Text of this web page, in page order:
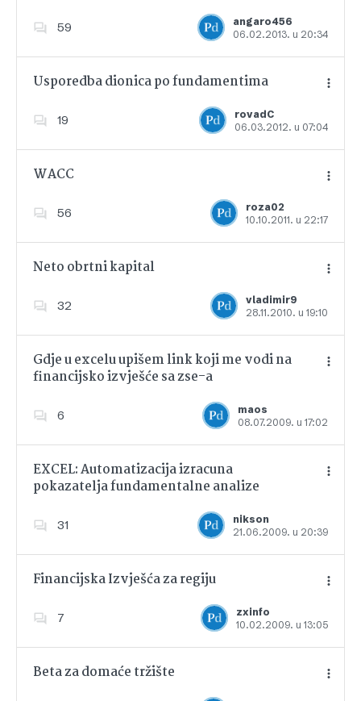
59
angaro456
06.02.2013. u 20:34
Usporedba dionica po fundamentima
19
rovadC
06.03.2012. u 07:04
Dodajte u favorite
WACC
56
roza02
10.10.2011. u 22:17
Dodajte u favorite
Neto obrtni kapital
32
vladimir9
28.11.2010. u 19:10
Dodajte u favorite
Gdje u excelu upišem link koji me vodi na
financijsko izvješće sa zse-a
6
maos
08.07.2009. u 17:02
Dodajte u favorite
EXCEL: Automatizacija izracuna
pokazatelja fundamentalne analize
31
nikson
21.06.2009. u 20:39
Dodajte u favorite
Financijska Izvješća za regiju
7
zxinfo
10.02.2009. u 13:05
Dodajte u favorite
Beta za domaće tržište